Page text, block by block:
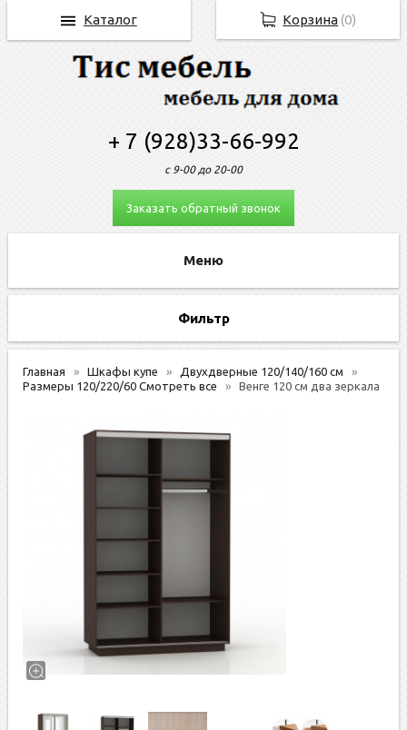
+ 7 (928)33-66-992
с 9-00 до 20-00
Заказать обратный звонок
Фильтр
Главная Шкафы купе
Двухдверные 120/140/160 см
Размеры 120/220/60 Смотреть все
Венге 120 см два зеркала
Корзина(0)
Каталог